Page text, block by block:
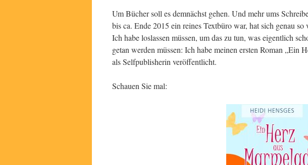
Um Bücher soll es demnächst gehen. Und mehr ums
bis ca. Ende 2015 ein reines Textbüro war, hat sich genau
Ich habe loslassen müssen, um das zu tun, was eigentlich
getan werden müssen: Ich habe meinen ersten Roman „Ein
als Selfpublisherin veröffentlicht.
Schauen Sie mal: